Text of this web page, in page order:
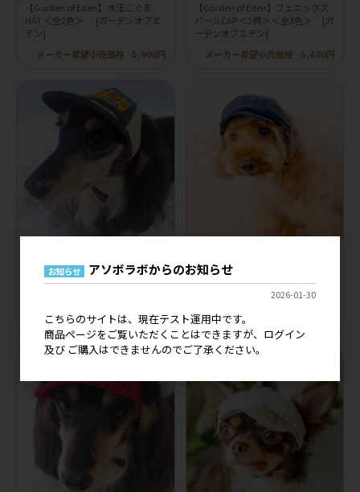
【Garden of Eden】 水玉こぐま
HAT ＜全2色＞ [ガーデンオブエ
デン]
メーカー希望小売価格
5,900円
【Garden of Eden】フェニックス
パールCAP ＜2柄＞ ＜全3色＞ [ガ
ーデンオブエデン]
メーカー希望小売価格
5,400円
【GARDEN OF EDEN】ガーデンオ
ブエデン DENIM CAP デニムキャ
メーカー希望小売価格
4,400円
【GARDEN OF EDEN】ガーデンオ
ブエデン マリンCAP（DENIM）
メーカー希望小売価格
お知らせ アソボラボからのお知らせ
2026-01-30
こちらのサイトは、現在テスト運用中です。
商品ページをご覧いただくことはできますが、ログイン
及び ご購入はできませんのでご了承ください。